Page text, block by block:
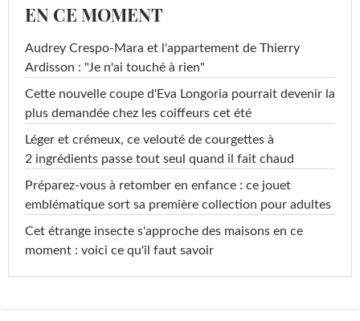
EN CE MOMENT
Audrey Crespo-Mara et l'appartement de Thierry
Ardisson : "Je n'ai touché à rien"
Cette nouvelle coupe d'Eva Longoria pourrait devenir la
plus demandée chez les coiffeurs cet été
Léger et crémeux, ce velouté de courgettes à
2 ingrédients passe tout seul quand il fait chaud
Préparez-vous à retomber en enfance : ce jouet
emblématique sort sa première collection pour adultes
Cet étrange insecte s'approche des maisons en ce
moment : voici ce qu'il faut savoir